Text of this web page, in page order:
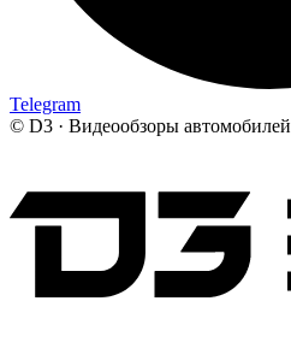
Telegram
© D3 · Видеообзоры автомобилей